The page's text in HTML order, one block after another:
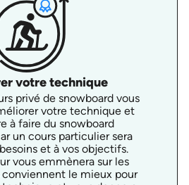
votre technique
privé de snowboard vous
votre technique et
à faire du snowboard
un cours particulier sera
et à vos objectifs.
vous emmènera sur les
conviennent le mieux pour